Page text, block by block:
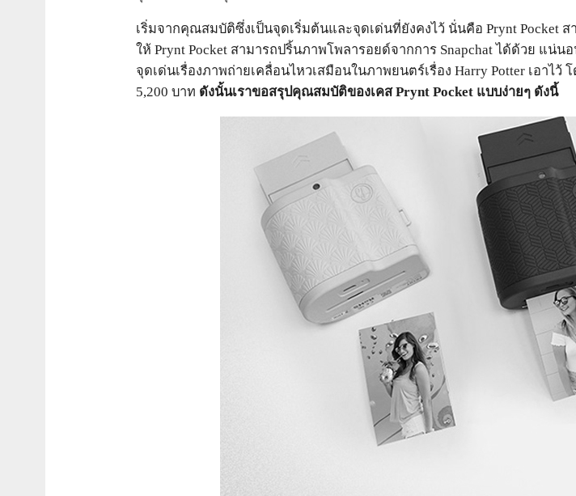
เริ่มจากคุณสมบัติซึ่งเป็นจุดเริ่มต้นและจุดเด่นที่ยังคงไว้ นั่นคือ Prynt Pocket
ให้ Prynt Pocket สามารถปริ้นภาพโพลารอยด์จากการ Snapchat ได้ด้วย แน่
จุดเด่นเรื่องภาพถ่ายเคลื่อนไหวเสมือนในภาพยนตร์เรื่อง Harry Potter เอาไ
5,200 บาท ดังนั้นเราขอสรุปคุณสมบัติของเคส Prynt Pocket แบบง่ายๆ ดังนี้